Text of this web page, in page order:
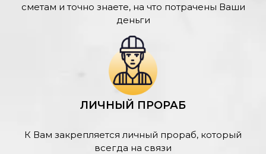
сметам и точно знаете, на что потрачены Ваши
деньги
ЛИЧНЫЙ ПРОРАБ
К Вам закрепляется личный прораб, который
всегда на связи